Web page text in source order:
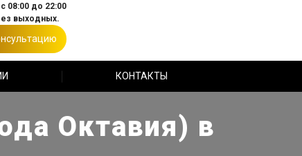
08:00 до 22:00
выходных.
КОНТАКТЫ
Октавия) в